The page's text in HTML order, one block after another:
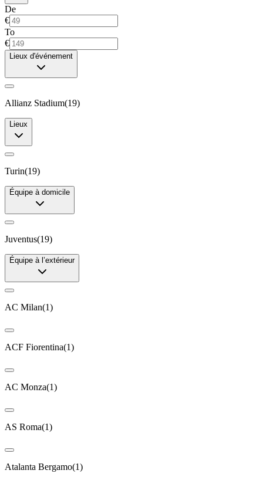
De
€
To
€
Lieux d'événement
Allianz Stadium(19)
Lieux
Turin(19)
Équipe à domicile
Juventus(19)
Équipe à l’extérieur
AC Milan(1)
ACF Fiorentina(1)
AC Monza(1)
AS Roma(1)
Atalanta Bergamo(1)